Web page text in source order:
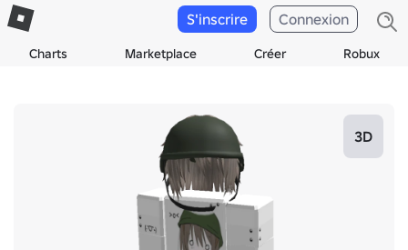
Charts Marketplace Créer Robux
S'inscrire Connexion
3D